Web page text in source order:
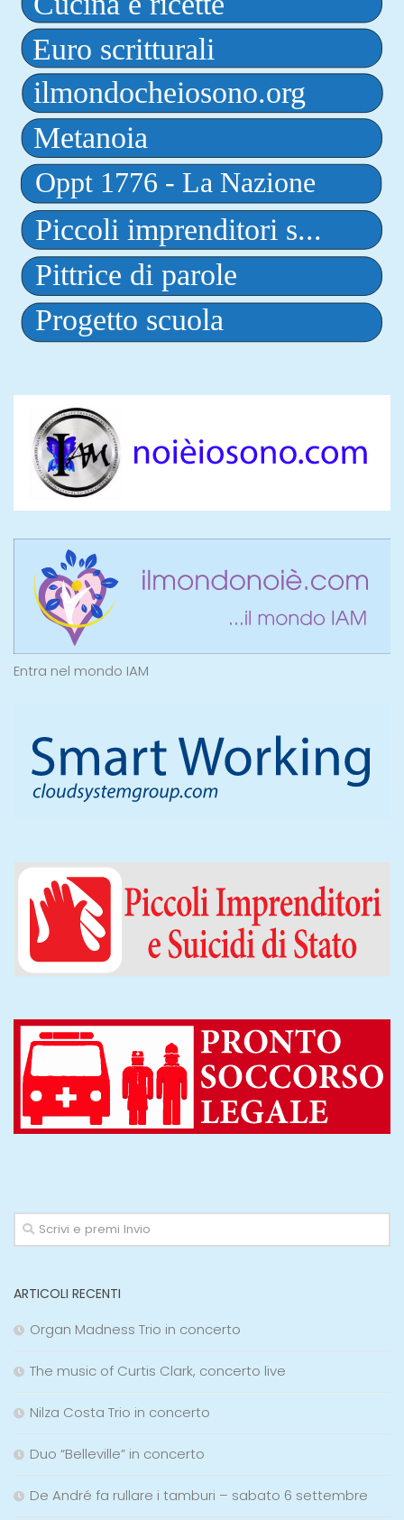
Entra nel mondo IAM
ARTICOLI RECENTI
Organ Madness Trio in concerto
The music of Curtis Clark, concerto live
Nilza Costa Trio in concerto
Duo “Belleville” in concerto
De André fa rullare i tamburi – sabato 6 settembre